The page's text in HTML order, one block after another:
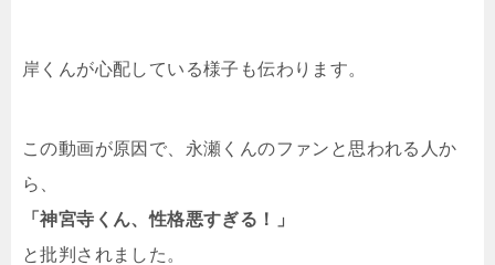
岸くんが心配している様子も伝わります。
この動画が原因で、永瀬くんのファンと思われる人か
ら、
「神宮寺くん、性格悪すぎる！」
と批判されました。